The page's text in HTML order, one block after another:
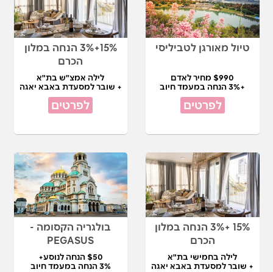
טיול מאורגן לטביליסי
$990 מחיר לאדם
+3% הנחה במעמד חיוב
לפרטים
15%+3% הנחה במלון
הכרם
לילה אמצ"ש בת"א
+ שובר למסעדת באבא יאגה
לפרטים
15% +3% הנחה במלון
הכרם
לילה בחמישי בת"א
+ שובר למסעדת באבא יאגה
בולגריה הקסומה -
PEGASUS
$50 הנחה לנוסע+
3% הנחה במעמד חיוב